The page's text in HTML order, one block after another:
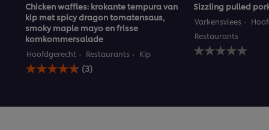
Chicken waffles: krokante tempura van
kip met spicy dragon tomatensaus,
smoky maple mayo en frisse
komkommersalade
Hoofdgerecht Restaurants Kip
De
gemiddelde
deze
(3)
Sizzling pulled
Varkensvlees
Restaurants
Geen
beoordelingen